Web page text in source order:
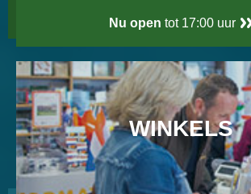
Nu open tot 17:00 uur
WINKELS